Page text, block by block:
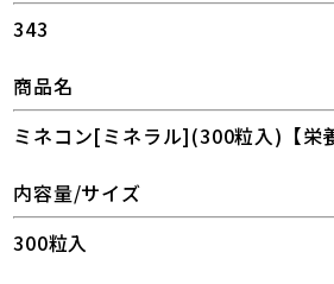
343
商品名
ミネコン[ミネラル](300粒入)【栄
内容量/サイズ
300粒入